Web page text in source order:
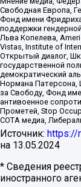
Свободная Европа,
Фонд имени
поддержки
Льва Копелева,
Vistas, Institute of
Открытый диалог,
государственной
демократический
Нормана Патерсона,
за Свободу, Фонд
антивоенное
Прометей, Stop
СОТА медиа,
Источник: https://
на 13.05.2024
* Сведения
иностранного